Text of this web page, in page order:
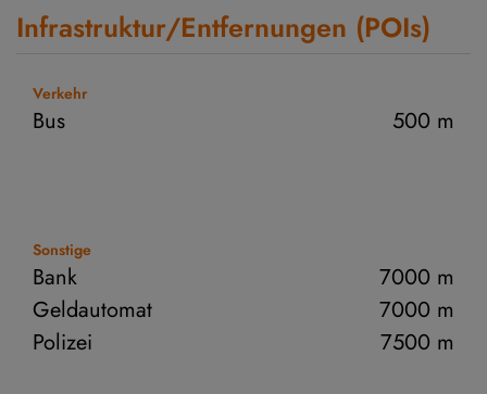
Infrastruktur/Entfernungen (POIs)
Verkehr
Bus 500 m
Sonstige
Bank
7000 m
Geldautomat
7000 m
Polizei
7500 m